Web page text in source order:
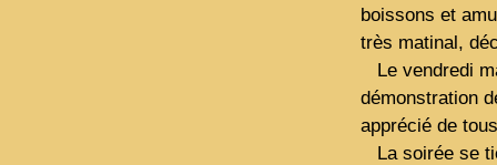
boissons et
très matinal,
Le vendredi
démonstration
apprécié de
La soirée se